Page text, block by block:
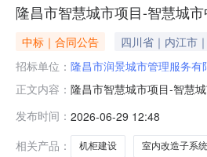
隆昌市智慧城市项目-智慧城
中标｜合同公告 四川省｜内江市
招标单位： 隆昌市润景城市管理服务有
正文内容： 隆昌市智慧城市项目-智慧
川省内江市隆昌市金鹅街
合
发布时间： 2026-06-29 12:48
相关产品：
机柜建设 室内改造子系统